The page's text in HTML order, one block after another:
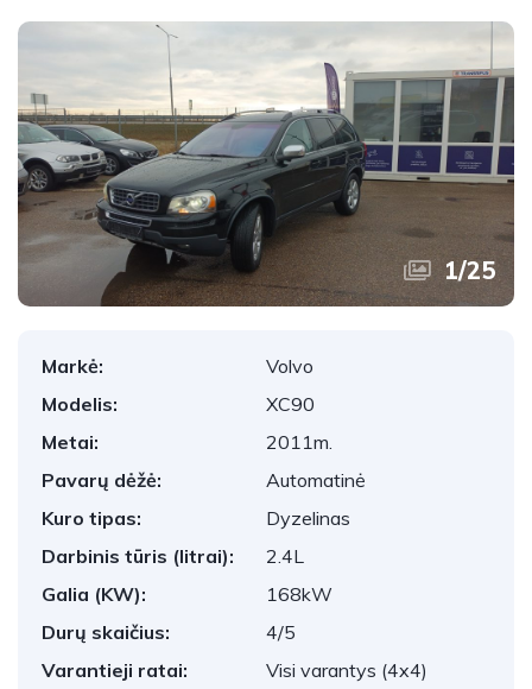
1/25
Markė:
Volvo
Modelis:
XC90
Metai:
2011m.
Pavarų dėžė:
Automatinė
Kuro tipas:
Dyzelinas
Darbinis tūris (litrai):
2.4L
Galia (KW):
168kW
Durų skaičius:
4/5
Varantieji ratai:
Visi varantys (4x4)